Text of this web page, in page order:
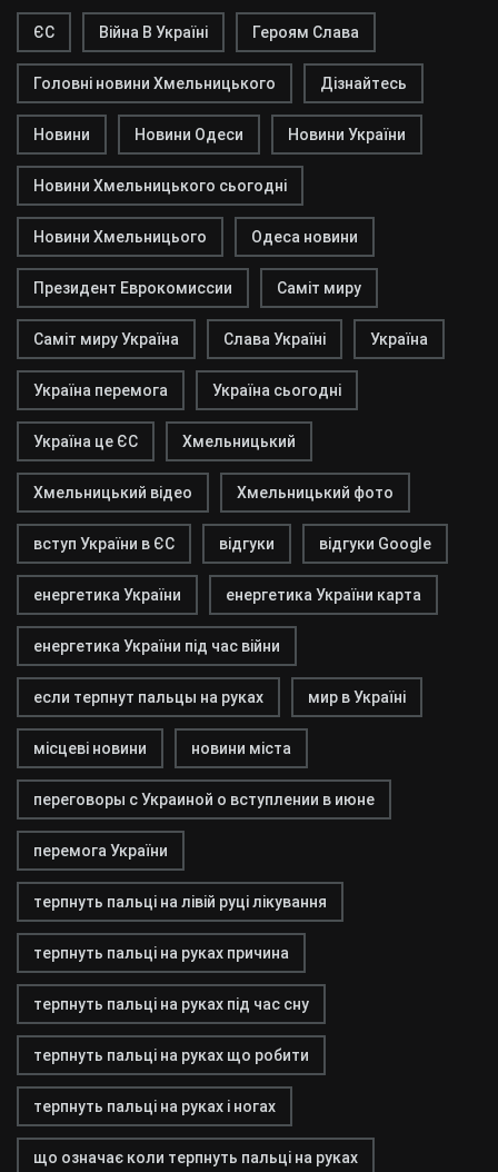
ЄС Війна В Україні Героям Слава
Головні новини Хмельницького Дізнайтесь
Новини Новини Одеси Новини України
Новини Хмельницького сьогодні
Новини Хмельницього Одеса новини
Президент Еврокомиссии Саміт миру
Саміт миру Україна Слава Україні Україна
Україна перемога Україна сьогодні
Україна це ЄС Хмельницький
Хмельницький відео Хмельницький фото
вступ України в ЄС відгуки відгуки Google
енергетика України енергетика України карта
енергетика України під час війни
если терпнут пальцы на руках мир в Україні
місцеві новини новини міста
переговоры с Украиной о вступлении в июне
перемога України
терпнуть пальці на лівій руці лікування
терпнуть пальці на руках причина
терпнуть пальці на руках під час сну
терпнуть пальці на руках що робити
терпнуть пальці на руках і ногах
що означає коли терпнуть пальці на руках